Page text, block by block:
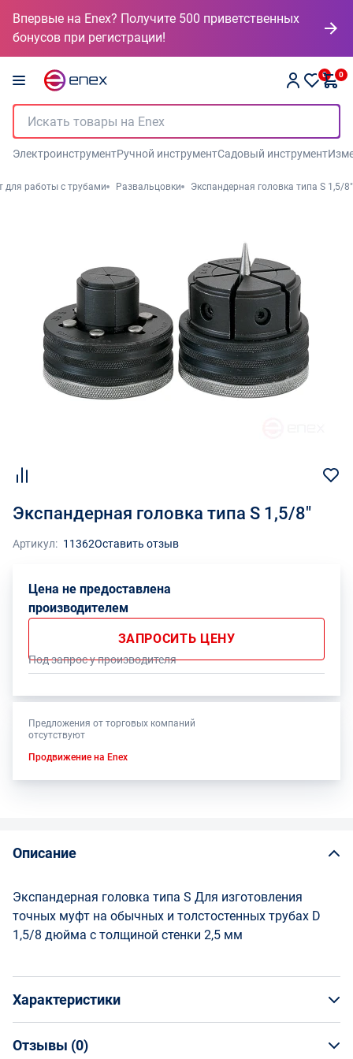
Впервые на Enex? Получите 500 приветственных
бонусов при регистрации!
0 0
ЭлектроинструментРучной инструментСадовый инструмент
для работы с трубами Развальцовки Экспандерная головка типа S 1,5/8"
Экспандерная головка типа S 1,5/8"
Артикул: 11362Оставить отзыв
Цена не предоставлена
производителем
ЗАПРОСИТЬ ЦЕНУ
Под запрос у производителя
Предложения от торговых компаний
отсутствуют
Продвижение на Enex
Описание
Экспандерная головка типа S Для изготовления
точных муфт на обычных и толстостенных трубах D
1,5/8 дюйма с толщиной стенки 2,5 мм
Характеристики
Общая информация
Отзывы (0)